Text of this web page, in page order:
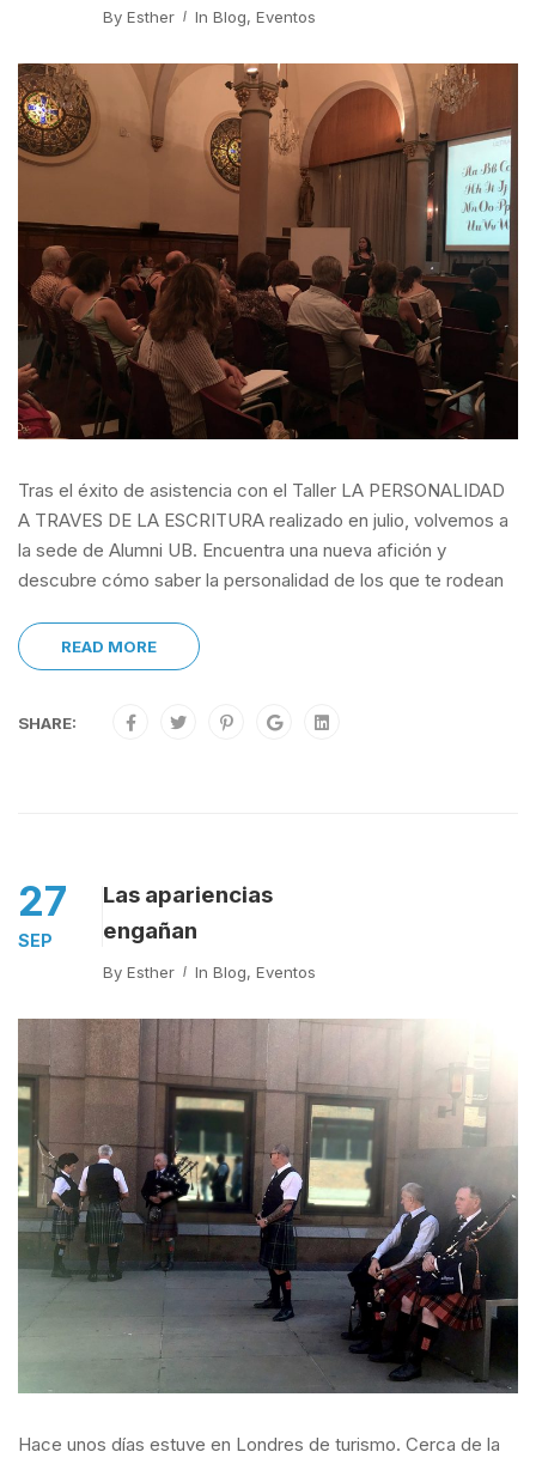
By Esther In Blog, Eventos
Tras el éxito de asistencia con el Taller LA PERSONALIDAD
A TRAVES DE LA ESCRITURA realizado en julio, volvemos a
la sede de Alumni UB. Encuentra una nueva afición y
descubre cómo saber la personalidad de los que te rodean
READ MORE
SHARE:
27
SEP
Las apariencias
engañan
By Esther In Blog, Eventos
Hace unos días estuve en Londres de turismo. Cerca de la